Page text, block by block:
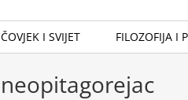
ČOVJEK I SVIJET FILOZOFIJA I
neopitagorejac